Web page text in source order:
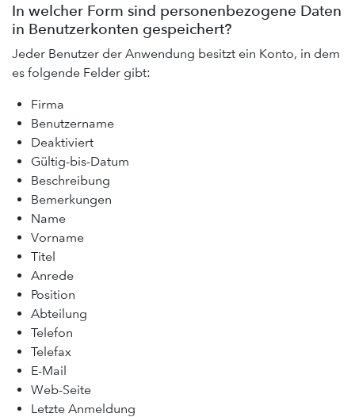
In welcher Form sind personenbezogene Daten
in Benutzerkonten gespeichert?
Jeder Benutzer der Anwendung besitzt ein Konto, in dem
es folgende Felder gibt:
Firma
Benutzername
Deaktiviert
Gültig-bis-Datum
Beschreibung
Bemerkungen
Name
Vorname
Titel
Anrede
Position
Abteilung
Telefon
Telefax
E-Mail
Web-Seite
Letzte Anmeldung